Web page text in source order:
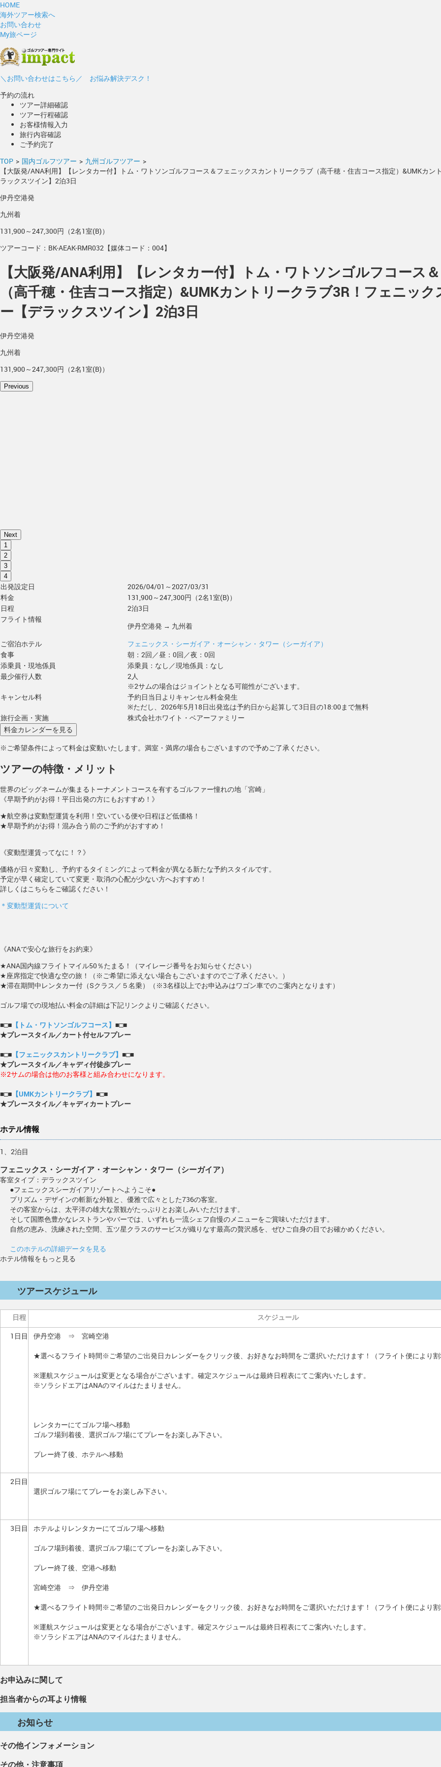
HOME
海外ツアー検索へ
お問い合わせ
My旅ページ
＼お問い合わせはこちら／ お悩み解決デスク！
予約の流れ
ツアー詳細確認
ツアー行程確認
お客様情報入力
旅行内容確認
ご予約完了
TOP > 国内ゴルフツアー > 九州ゴルフツアー >
【大阪発/ANA利用】【レンタカー付】トム・ワトソンゴルフコース＆フェニックスカントリークラブ（高千穂・住吉コース指定）&UMKカ
ラックスツイン】2泊3日
伊丹空港発
九州着
131,900～247,300円（2名1室(B)）
ツアーコード：BK-AEAK-RMR032【媒体コード：004】
【大阪発/ANA利用】【レンタカー付】トム・ワトソンゴルフコース
（高千穂・住吉コース指定）&UMKカントリークラブ3R！フェニッ
ー【デラックスツイン】2泊3日
伊丹空港発
九州着
131,900～247,300円（2名1室(B)）
Previous
Next
1
2
3
4
出発設定日
2026/04/01～2027/03/31
料金
131,900～247,300円（2名1室(B)）
日程
2泊3日
フライト情報
伊丹空港発 → 九州着
ご宿泊ホテル
フェニックス・シーガイア・オーシャン・タワー（シーガイア）
食事
朝：2回／昼：0回／夜：0回
添乗員・現地係員
添乗員：なし／現地係員：なし
最少催行人数
2人
※2サムの場合はジョイントとなる可能性がございます。
キャンセル料
予約日当日よりキャンセル料金発生
※ただし、2026年5月18日出発迄は予約日から起算して3日目の18:00まで無料
旅行企画・実施
株式会社ホワイト・ベアーファミリー
※ご希望条件によって料金は変動いたします。満室・満席の場合もございますので予めご了承ください。
ツアーの特徴・メリット
世界のビッグネームが集まるトーナメントコースを有するゴルファー憧れの地「宮崎」
《早期予約がお得！平日出発の方にもおすすめ！》
★航空券は変動型運賃を利用！空いている便や日程ほど低価格！
★早期予約がお得！混み合う前のご予約がおすすめ！
《変動型運賃ってなに！？》
価格が日々変動し、予約するタイミングによって料金が異なる新たな予約スタイルです。
予定が早く確定していて変更・取消の心配が少ない方へおすすめ！
詳しくはこちらをご確認ください！
＊変動型運賃について
《ANAで安心な旅行をお約束》
★ANA国内線フライトマイル50％たまる！（マイレージ番号をお知らせください）
★座席指定で快適な空の旅！（※ご希望に添えない場合もございますのでご了承ください。）
★滞在期間中レンタカー付（Sクラス／５名乗）（※3名様以上でお申込みはワゴン車でのご案内となります）
ゴルフ場での現地払い料金の詳細は下記リンクよりご確認ください。
■□■ 【トム・ワトソンゴルフコース】 ■□■
★プレースタイル／カート付セルフプレー
■□■ 【フェニックスカントリークラブ】 ■□■
★プレースタイル／キャディ付徒歩プレー
※2サムの場合は他のお客様と組み合わせになります。
■□■ 【UMKカントリークラブ】 ■□■
★プレースタイル／キャディカートプレー
ホテル情報
1、2泊目
フェニックス・シーガイア・オーシャン・タワー（シーガイア）
客室タイプ：デラックスツイン
●フェニックスシーガイアリゾートへようこそ●
プリズム・デザインの斬新な外観と、優雅で広々とした736の客室。
その客室からは、太平洋の雄大な景観がたっぷりとお楽しみいただけます。
そして国際色豊かなレストランやバーでは、いずれも一流シェフ自慢のメニューをご賞味いただけます。
自然の恵み、洗練された空間、五ツ星クラスのサービスが織りなす最高の贅沢感を、ぜひご自身の目でお確かめください。
このホテルの詳細データを見る
ホテル情報をもっと見る
ツアースケジュール
日程
スケジュール
1日目
伊丹空港 ⇒ 宮崎空港
★選べるフライト時間※ご希望のご出発日カレンダーをクリック後、お好きなお時間をご選択いただけます！（フライト便により
※運航スケジュールは変更となる場合がございます。確定スケジュールは最終日程表にてご案内いたします。
※ソラシドエアはANAのマイルはたまりません。
レンタカーにてゴルフ場へ移動
ゴルフ場到着後、選択ゴルフ場にてプレーをお楽しみ下さい。
プレー終了後、ホテルへ移動
2日目
選択ゴルフ場にてプレーをお楽しみ下さい。
3日目 ホテルよりレンタカーにてゴルフ場へ移動
ゴルフ場到着後、選択ゴルフ場にてプレーをお楽しみ下さい。
プレー終了後、空港へ移動
宮崎空港 ⇒ 伊丹空港
★選べるフライト時間※ご希望のご出発日カレンダーをクリック後、お好きなお時間をご選択いただけます！（フライト便により
※運航スケジュールは変更となる場合がございます。確定スケジュールは最終日程表にてご案内いたします。
※ソラシドエアはANAのマイルはたまりません。
お申込みに関して
担当者からの耳より情報
お知らせ
その他インフォメーション
その他・注意事項